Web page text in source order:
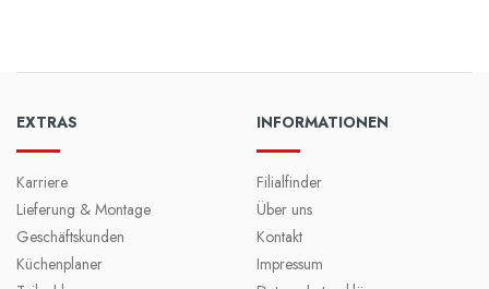
INFORMATIONEN
Filialfinder
Über uns
Kontakt
Impressum
EXTRAS
Karriere
Lieferung & Montage
Geschäftskunden
Küchenplaner